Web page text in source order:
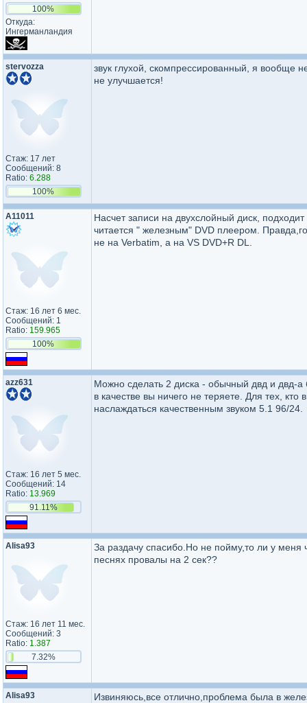
100%
Откуда:
Ингерманландия
stervozza
Стаж: 17 лет
Сообщений: 8
Ratio: 6.288
100%
звук глухой, скомпрессированный, я вообще
не улучшается!
A11011
Стаж: 16 лет 6 мес.
Сообщений: 1
Ratio: 159.965
100%
Насчет записи на двухслойный диск,
читается " железным" DVD плеером.
не на Verbatim, а на VS DVD+R DL.
azz631
Стаж: 16 лет 5 мес.
Сообщений: 14
Ratio: 13.969
91.11%
Можно сделать 2 диска - обычный двд и двд-а
в качестве вы ничего не теряете. Для тех,
наслаждаться качественным звуком 5.1 96/24.
Alisa93
Стаж: 16 лет 11 мес.
Сообщений: 3
Ratio: 1.387
7.32%
За раздачу спасибо.Но не пойму,то ли у меня
песнях провалы на 2 сек??
Alisa93 Извиняюсь,все отлично,проблема была в